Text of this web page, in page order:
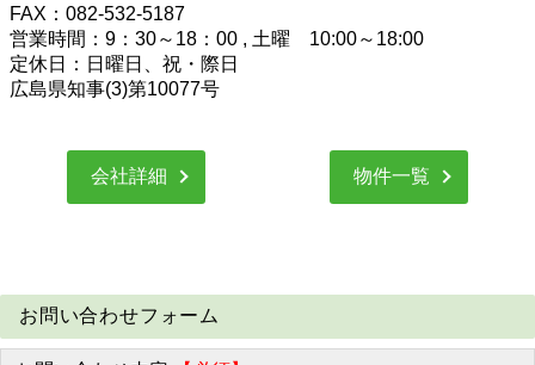
FAX：082-532-5187
営業時間：9：30～18：00 , 土曜 10:00～18:00
定休日：日曜日、祝・際日
広島県知事(3)第10077号
会社詳細 物件一覧
お問い合わせフォーム